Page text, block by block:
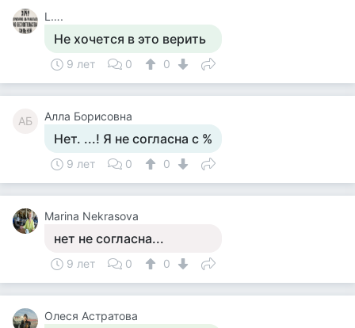
L….
Не хочется в это верить
9 лет 0 0
АБ Алла Борисовна
Нет. ...! Я не согласна с %
9 лет 0 0
Marina Nekrasova
нет не согласна...
9 лет 0 0
Олеся Астратова